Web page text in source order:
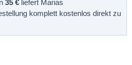
35 € liefert Marias
komplett kostenlos direkt zu